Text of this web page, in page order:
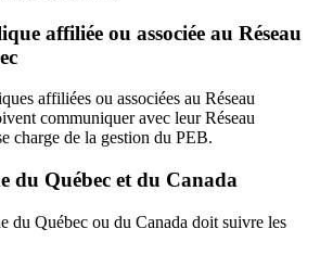
affiliée ou associée au Réseau
affiliées ou associées au Réseau
communiquer avec leur Réseau
charge de la gestion du PEB.
du Québec et du Canada
du Québec ou du Canada doit suivre les